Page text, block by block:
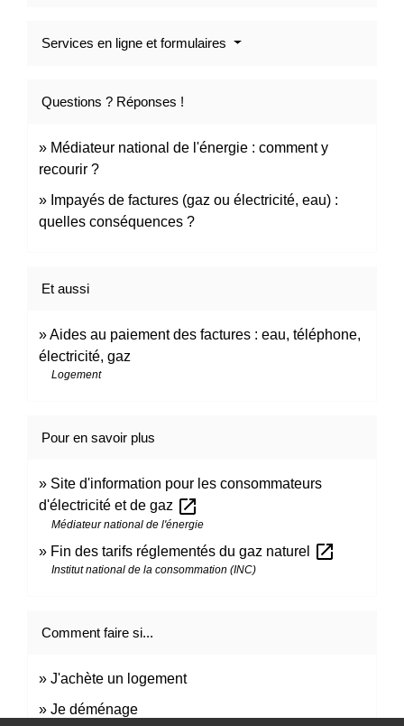
Services en ligne et formulaires
Questions ? Réponses !
Médiateur national de l'énergie : comment y
recourir ?
Impayés de factures (gaz ou électricité, eau) :
quelles conséquences ?
Et aussi
Aides au paiement des factures : eau, téléphone,
électricité, gaz
Logement
Pour en savoir plus
Site d'information pour les consommateurs
d'électricité et de gaz open_in_new
Médiateur national de l'énergie
Fin des tarifs réglementés du gaz naturel open_in_new
Institut national de la consommation (INC)
Comment faire si...
J'achète un logement
Je déménage